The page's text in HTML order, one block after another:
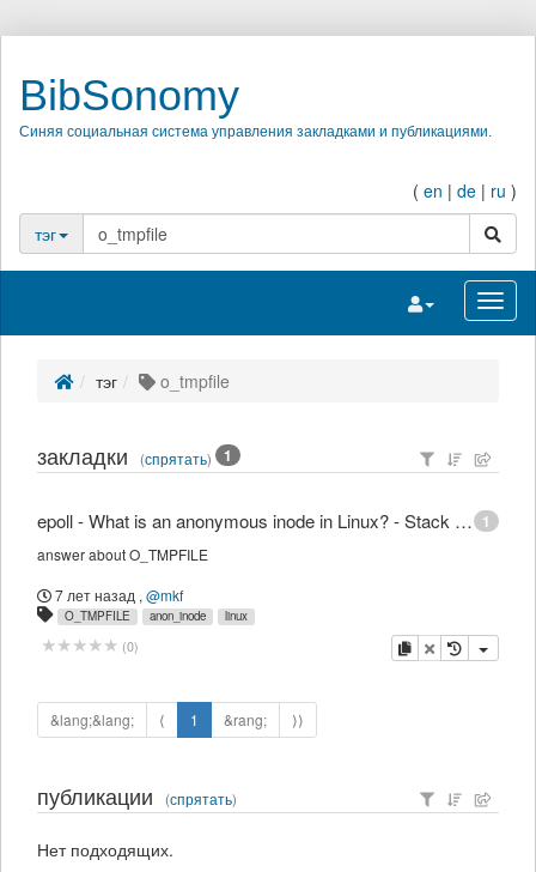
BibSonomy
Синяя социальная система управления закладками и публикациями.
( en | de | ru )
тэг
поиск
Переключить
тэг o_tmpfile
закладки (спрятать) 1
1
epoll - What is an anonymous inode in Linux? - Stack Overflow
answer about O_TMPFILE
7 лет назад , @mkf
O_TMPFILE anon_inode linux
(0) копировать
удалить
&lang;&lang; ⟨ 1 &rang; ⟩⟩
публикации (спрятать)
Нет подходящих.